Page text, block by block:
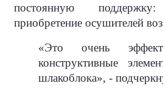
постоянную
приобретение осушителей
«Это очень
конструктивные
шлакоблока», -